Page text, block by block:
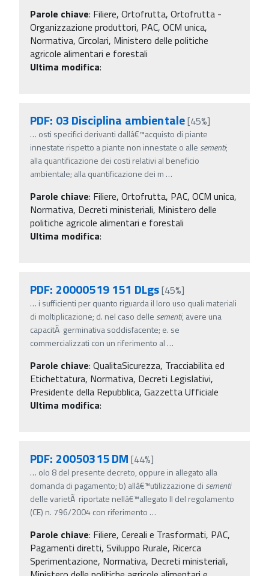
Parole chiave: Filiere, Ortofrutta, Ortofrutta -
Organizzazione produttori, PAC, OCM unica,
Normativa, Circolari, Ministero delle politiche
agricole alimentari e forestali
Ultima modifica:
PDF: 03 Disciplina ambientale[45%]
… osti specifici derivanti dallâ€™acquisto di piante
innestate rispetto a piante non innestate o alle sementi;
alla quantificazione dei costi relativi al beneficio
ambientale; alla quantificazione dei m …
Parole chiave: Filiere, Ortofrutta, PAC, OCM unica,
Normativa, Decreti ministeriali, Ministero delle
politiche agricole alimentari e forestali
Ultima modifica:
PDF: 20000519 151 DLgs[45%]
… i sufficienti per quanto riguarda il loro uso quali materiali
di moltiplicazione; d. nel caso delle sementi, avere una
capacitÃ germinativa soddisfacente; e. se
commercializzati con un riferimento al …
Parole chiave: QualitaSicurezza, Tracciabilita ed
Etichettatura, Normativa, Decreti Legislativi,
Presidente della Repubblica, Gazzetta Ufficiale
Ultima modifica:
PDF: 20050315 DM [44%]
… olo 8 del presente decreto, oppure in allegato alla
domanda di pagamento; b) allâ€™utilizzazione di sementi
delle varietÃ riportate nellâ€™allegato II del regolamento
(CE) n. 796/2004 con riferimento …
Parole chiave: Filiere, Cereali e Trasformati, PAC,
Pagamenti diretti, Sviluppo Rurale, Ricerca
Sperimentazione, Normativa, Decreti ministeriali,